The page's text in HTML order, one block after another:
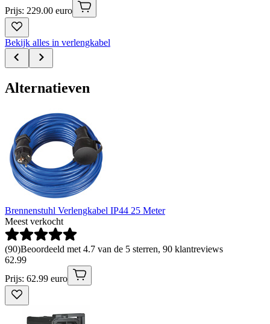
Prijs: 229.00 euro
Bekijk alles in verlengkabel
Alternatieven
Brennenstuhl Verlengkabel IP44 25 Meter
Meest verkocht
(90)Beoordeeld met 4.7 van de 5 sterren, 90 klantreviews
62.99
Prijs: 62.99 euro